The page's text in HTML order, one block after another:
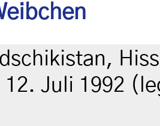
12. Juli 1992